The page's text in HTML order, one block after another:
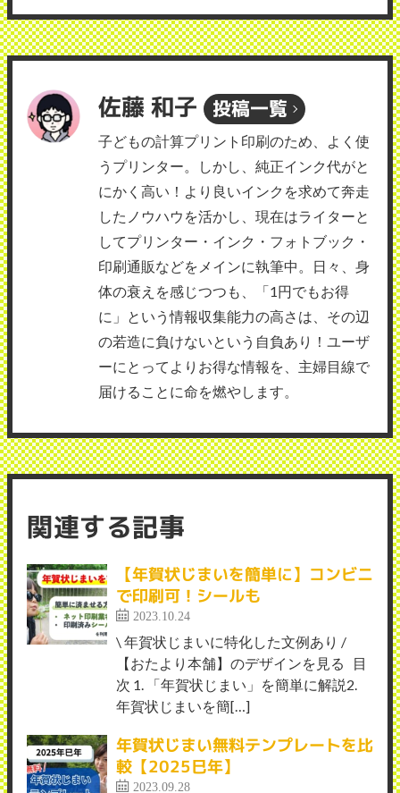
佐藤 和子 投稿一覧
子どもの計算プリント印刷のため、よく使
うプリンター。しかし、純正インク代がと
にかく高い！より良いインクを求めて奔走
したノウハウを活かし、現在はライターと
してプリンター・インク・フォトブック・
印刷通販などをメインに執筆中。日々、身
体の衰えを感じつつも、「1円でもお得
に」という情報収集能力の高さは、その辺
の若造に負けないという自負あり！ユーザ
ーにとってよりお得な情報を、主婦目線で
届けることに命を燃やします。
関連する記事
【年賀状じまいを簡単に】コンビニ
で印刷可！シールも
2023.10.24
\ 年賀状じまいに特化した文例あり /
【おたより本舗】のデザインを見る 目
次 1. 「年賀状じまい」を簡単に解説2.
年賀状じまいを簡[…]
年賀状じまい無料テンプレートを比
較【2025巳年】
2023.09.28